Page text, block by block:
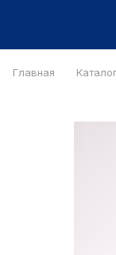
Главная